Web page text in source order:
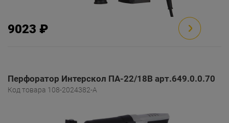
9023 ₽
Перфоратор Интерскол ПА-22/18В арт.649.0.0.70
Код товара 108-2024382-A